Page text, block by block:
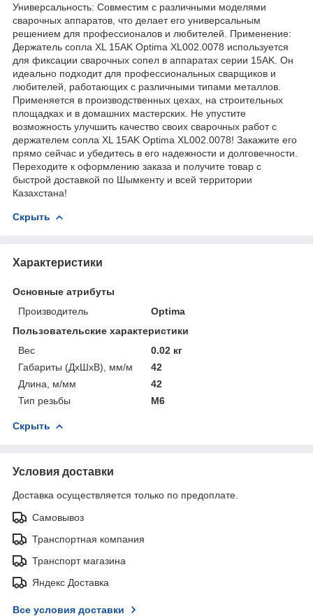
Универсальность: Совместим с различными моделями
сварочных аппаратов, что делает его универсальным
решением для профессионалов и любителей. Применение:
Держатель сопла XL 15AK Optima XL002.0078 используется
для фиксации сварочных сопел в аппаратах серии 15AK. Он
идеально подходит для профессиональных сварщиков и
любителей, работающих с различными типами металлов.
Применяется в производственных цехах, на строительных
площадках и в домашних мастерских. Не упустите
возможность улучшить качество своих сварочных работ с
держателем сопла XL 15AK Optima XL002.0078! Закажите его
прямо сейчас и убедитесь в его надежности и долговечности.
Переходите к оформлению заказа и получите товар с
быстрой доставкой по Шымкенту и всей территории
Казахстана!
Скрыть
Характеристики
Основные атрибуты
Производитель
Optima
Пользовательские характеристики
Вес
0.02 кг
Габариты (ДхШхВ), мм/м
42
Длина, м/мм
42
Тип резьбы
М6
Скрыть
Условия доставки
Доставка осуществляется только по предоплате.
Самовывоз
Транспортная компания
Транспорт магазина
Яндекс Доставка
Все условия доставки